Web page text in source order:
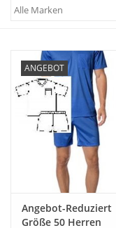
Mode & Accessoires
Edles aus Cashmere
Tisch & Küche
ANGEBOT
Angebot-Reduziert
Größe 50 Herren